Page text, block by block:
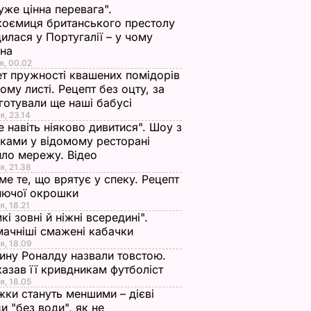
цінна перевага".
британського престолу
у Португалії – у чому
00.02
пружності квашених помідорів
листі. Рецепт без оцту, за
ще наші бабусі
23.14
навіть ніяково дивитися". Шоу з
у відомому ресторані
мережу. Відео
21.38
те, що врятує у спеку. Рецепт
окрошки
18.21
зовні й ніжні всередині".
смажені кабачки
18.09
Роналду назвали товстою.
її кривдникам футболіст
18.05
стануть меншими – дієві
"без води", як не